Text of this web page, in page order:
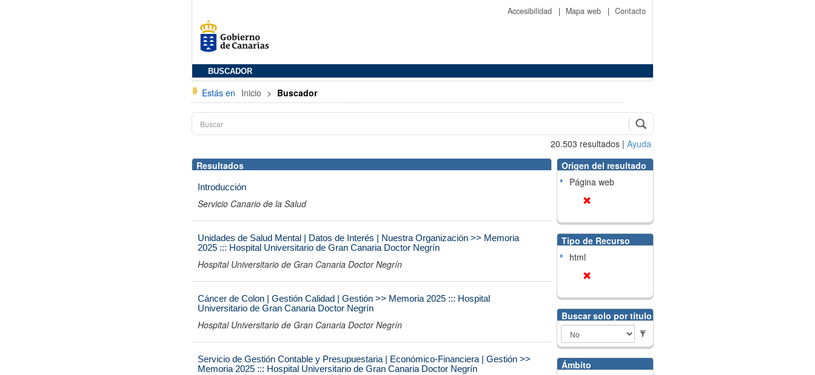
Accesibilidad | Mapa web | Contacto
BUSCADOR
Estás en Inicio > Buscador
20.503 resultados | Ayuda
Resultados
Introducción
Servicio Canario de la Salud
Unidades de Salud Mental | Datos de Interés | Nuestra Organización >> Memoria
2025 ::: Hospital Universitario de Gran Canaria Doctor Negrín
Hospital Universitario de Gran Canaria Doctor Negrín
Cáncer de Colon | Gestión Calidad | Gestión >> Memoria 2025 ::: Hospital
Universitario de Gran Canaria Doctor Negrín
Hospital Universitario de Gran Canaria Doctor Negrín
Servicio de Gestión Contable y Presupuestaria | Económico-Financiera | Gestión >>
Memoria 2025 ::: Hospital Universitario de Gran Canaria Doctor Negrín
Origen del resultado
Página web
Tipo de Recurso
html
Buscar solo por título
Ámbito